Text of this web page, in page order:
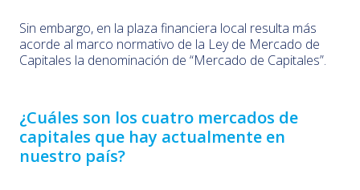
Sin embargo, en la plaza financiera local resulta más
acorde al marco normativo de la Ley de Mercado de
Capitales la denominación de “Mercado de Capitales”.
¿Cuáles son los cuatro mercados de
capitales que hay actualmente en
nuestro país?